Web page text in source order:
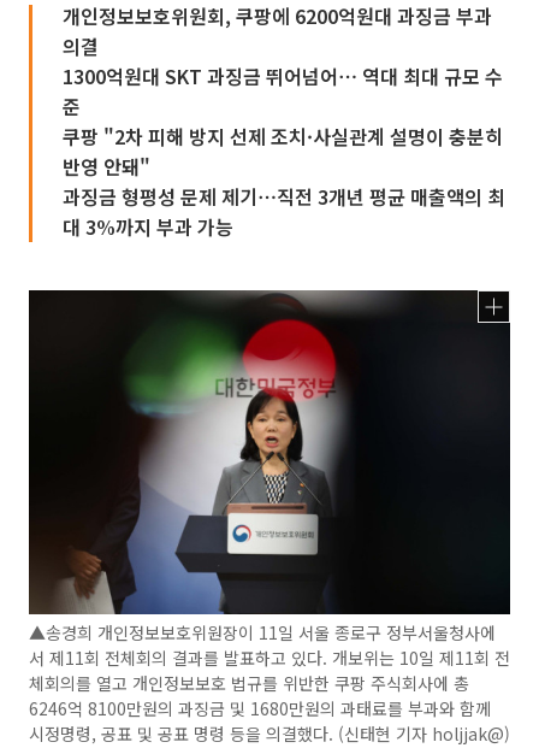
개인정보보호위원회, 쿠팡에 6200억원대 과징금 부과
의결
1300억원대 SKT 과징금 뛰어넘어⋯ 역대 최대 규모 수
준
쿠팡 "2차 피해 방지 선제 조치·사실관계 설명이 충분히
반영 안돼"
과징금 형평성 문제 제기⋯직전 3개년 평균 매출액의 최
대 3%까지 부과 가능
▲송경희 개인정보보호위원장이 11일 서울 종로구 정부서울청사에
서 제11회 전체회의 결과를 발표하고 있다. 개보위는 10일 제11회 전
체회의를 열고 개인정보보호 법규를 위반한 쿠팡 주식회사에 총
6246억 8100만원의 과징금 및 1680만원의 과태료를 부과와 함께
시정명령, 공표 및 공표 명령 등을 의결했다. (신태현 기자 holjjak@)